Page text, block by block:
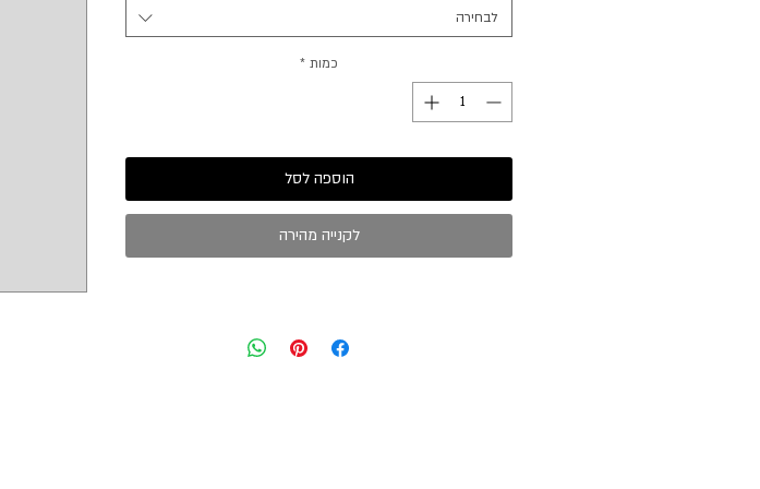
לבחירה
כמות *
הוספה לסל
לקנייה מהירה